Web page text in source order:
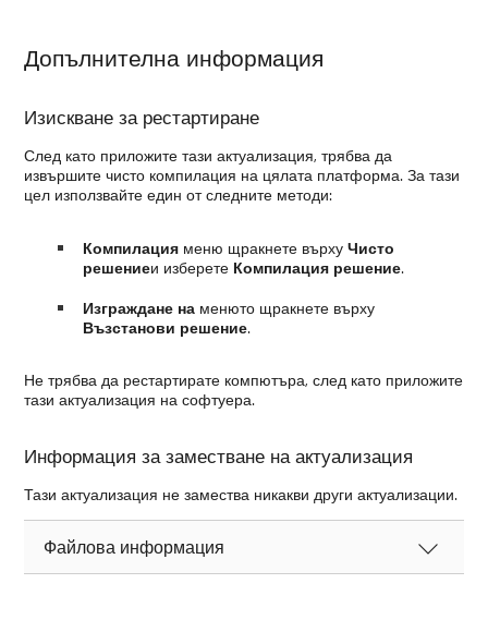
Допълнителна информация
Изискване за рестартиране
След като приложите тази актуализация, трябва да
извършите чисто компилация на цялата платформа. За тази
цел използвайте един от следните методи:
Компилация меню щракнете върхуЧисто
решениеи изберете Компилация решение.
Изграждане на менюто щракнете върху
Възстанови решение.
Не трябва да рестартирате компютъра, след като приложите
тази актуализация на софтуера.
Информация за заместване на актуализация
Тази актуализация не замества никакви други актуализации.
Файлова информация